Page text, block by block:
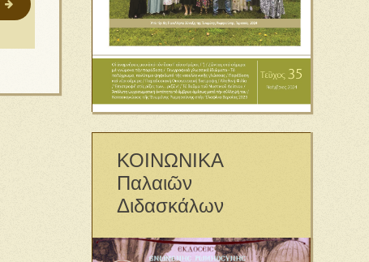
ΚΟΙΝΩΝΙΚΑ
Παλαιῶν
Διδασκάλων